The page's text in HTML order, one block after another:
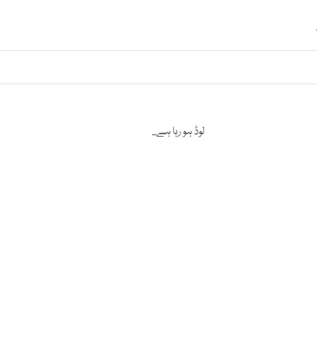
لوڈ ہو رہا ہے...